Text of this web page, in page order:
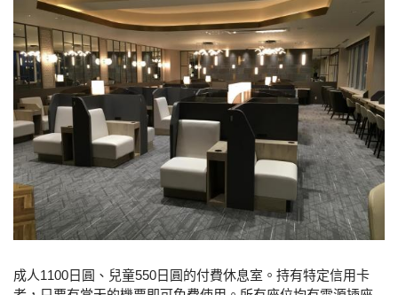
成人1100日圓、兒童550日圓的付費休息室。持有特定信用卡